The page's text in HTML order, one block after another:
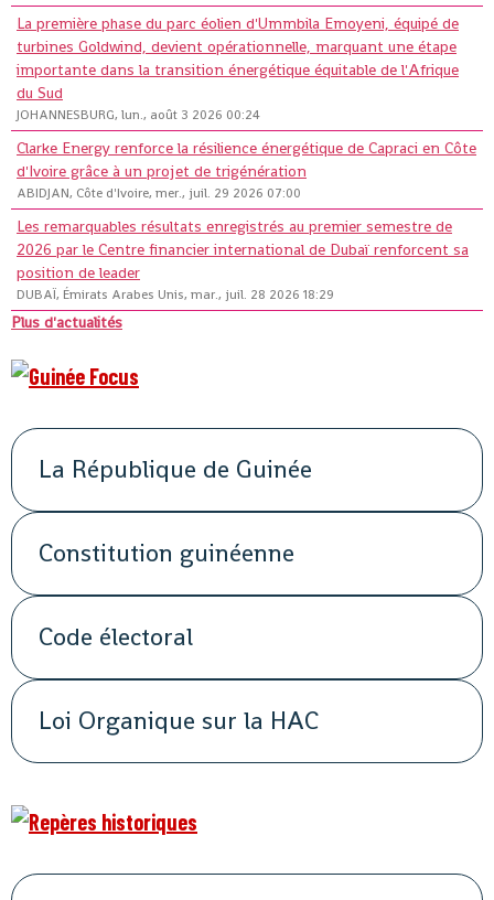
La première phase du parc éolien d'Ummbila Emoyeni, équipé de
turbines Goldwind, devient opérationnelle, marquant une étape
importante dans la transition énergétique équitable de l'Afrique
du Sud
JOHANNESBURG, lun., août 3 2026 00:24
Clarke Energy renforce la résilience énergétique de Capraci en Côte
d'Ivoire grâce à un projet de trigénération
ABIDJAN, Côte d'Ivoire, mer., juil. 29 2026 07:00
Les remarquables résultats enregistrés au premier semestre de
2026 par le Centre financier international de Dubaï renforcent sa
position de leader
DUBAÏ, Émirats Arabes Unis, mar., juil. 28 2026 18:29
Plus d'actualités
La République de Guinée
Constitution guinéenne
Code électoral
Loi Organique sur la HAC